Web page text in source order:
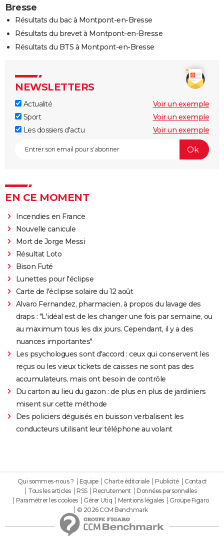
Bresse
Résultats du bac à Montpont-en-Bresse
Résultats du brevet à Montpont-en-Bresse
Résultats du BTS à Montpont-en-Bresse
NEWSLETTERS
Actualité
Voir un exemple
Sport
Voir un exemple
Les dossiers d'actu
Voir un exemple
EN CE MOMENT
Incendies en France
Nouvelle canicule
Mort de Jorge Messi
Résultat Loto
Bison Futé
Lunettes pour l'éclipse
Carte de l'éclipse solaire du 12 août
Alvaro Fernandez, pharmacien, à propos du lavage des
draps : "L'idéal est de les changer une fois par semaine, ou
au maximum tous les dix jours. Cependant, il y a des
nuances importantes"
Les psychologues sont d'accord : ceux qui conservent les
reçus ou les vieux tickets de caisses ne sont pas des
accumulateurs, mais ont besoin de contrôle
Du carton au lieu du gazon : de plus en plus de jardiniers
misent sur cette méthode
Des policiers déguisés en buisson verbalisent les
conducteurs utilisant leur téléphone au volant
Qui sommes-nous ? Equipe Charte éditoriale Publicité
Contact
Tous les articles
RSS Recrutement
Données personnelles
Paramétrer les cookies
Gérer Utiq Mentions légales
Groupe Figaro
© 2026 CCM Benchmark